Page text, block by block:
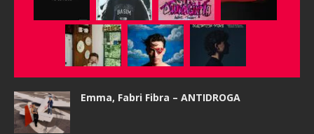
Emma, Fabri Fibra – ANTIDROGA